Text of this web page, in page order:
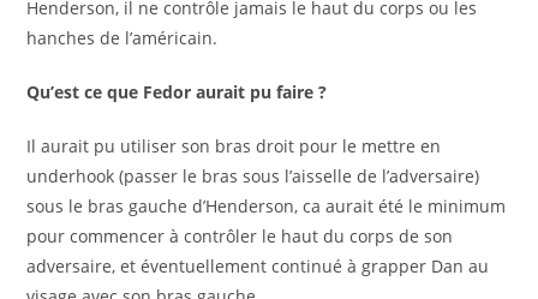
Henderson, il ne contrôle jamais le haut du corps ou les
hanches de l’américain.
Qu’est ce que Fedor aurait pu faire ?
Il aurait pu utiliser son bras droit pour le mettre en
underhook (passer le bras sous l’aisselle de l’adversaire)
sous le bras gauche d’Henderson, ca aurait été le minimum
pour commencer à contrôler le haut du corps de son
adversaire, et éventuellement continué à grapper Dan au